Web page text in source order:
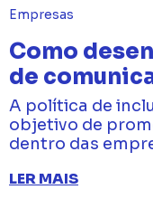
Empresas
Como
de
A política de
objetivo de
dentro das
LER MAIS